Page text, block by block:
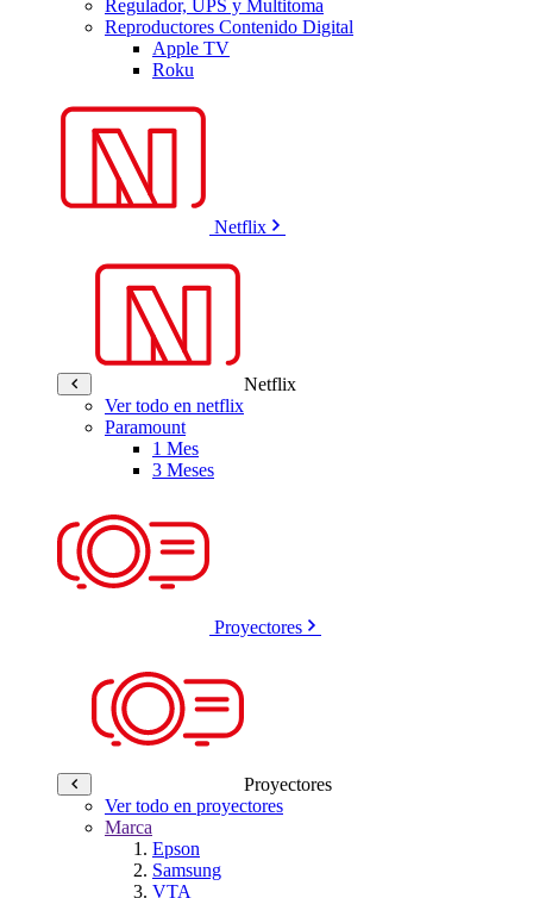
Regulador, UPS y Multitoma
Reproductores Contenido Digital
Apple TV
Roku
Netflix
Netflix
Ver todo en netflix
Paramount
1 Mes
3 Meses
Proyectores
Proyectores
Ver todo en proyectores
Marca
Epson
Samsung
VTA